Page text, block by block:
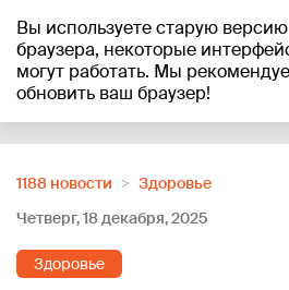
Вы используете старую версию
браузера, некоторые
могут работать. Мы
обновить ваш браузер!
+23°C
1188 новости
Здоровье
Четверг, 18 декабря, 2025
Здоровье